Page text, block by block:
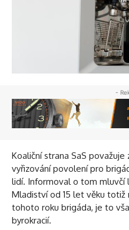
-
Koaliční strana SaS
vyřizování povolení pro
lidí. Informoval o tom mluvčí
Mladiství od 15 let věku
tohoto roku brigáda, je to
byrokracií.